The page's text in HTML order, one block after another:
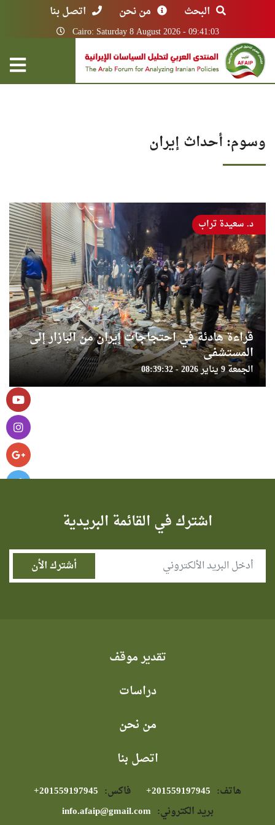
البحث من نحن اتصل بنا
Cairo: Saturday 8 August 2026 - 09:41:03
وسوم: أحداث إيران
قراءة هادئة في احتجاجات إيران من البازار إلى
المستشفى
الجمعة 9 يناير 2026 - 08:39:32
د. سعيدة تراب
اشترك في القائمة البريدية
تقدير موقف
دراسات
من نحن
اتصل بنا
هاتف: فاكس:
بريد الكتروني: info.afaip@gmail.com